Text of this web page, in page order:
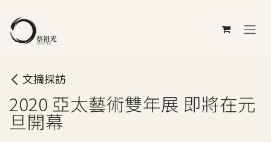
文摘採訪
2020 亞太藝術雙年展 即將在元
旦開幕